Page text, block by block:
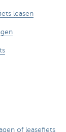
leasen
of leasefiets